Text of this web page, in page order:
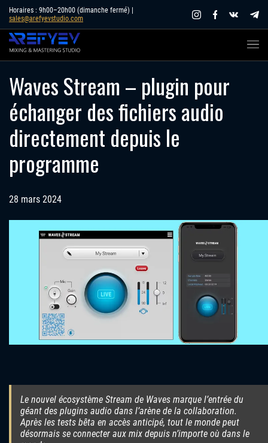
Skip
content
Horaires : 9h00–20h00 (dimanche fermé) |
sales@arefyevstudio.com
Waves Stream – plugin pour
échanger des fichiers audio
directement depuis le
programme
28 mars 2024
Le nouvel écosystème Stream de Waves marque l’entrée du
géant des plugins audio dans l’arène de la collaboration.
Après les tests bêta en accès anticipé, tout le monde peut
désormais se connecter aux mix depuis n’importe où dans le